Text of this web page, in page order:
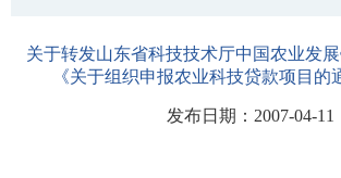
关于转发山东省科技技术厅中国农业发
《关于组织申报农业科技贷款项目的
发布日期：2007-04-11